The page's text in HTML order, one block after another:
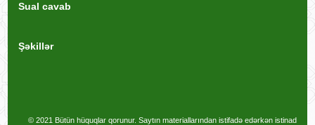
Sual cavab
Şəkillər
© 2021 Bütün hüquqlar qorunur. Saytın materiallarından istifadə edərkən istinad